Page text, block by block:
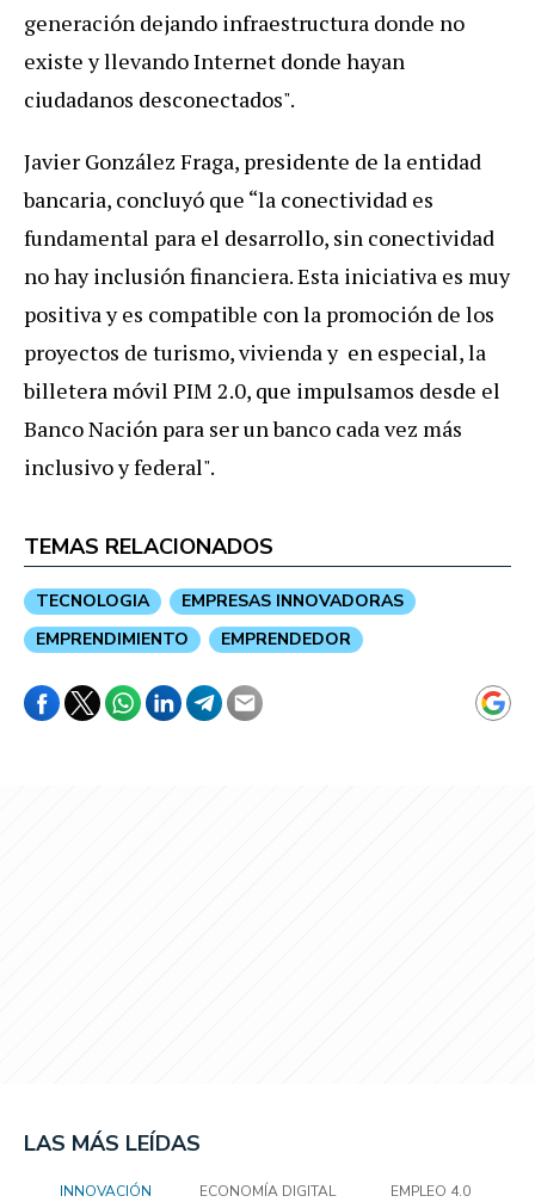
generación dejando infraestructura donde no
existe y llevando Internet donde hayan
ciudadanos desconectados".
Javier González Fraga, presidente de la entidad
bancaria, concluyó que “la conectividad es
fundamental para el desarrollo, sin conectividad
no hay inclusión financiera. Esta iniciativa es muy
positiva y es compatible con la promoción de los
proyectos de turismo, vivienda y en especial, la
billetera móvil PIM 2.0, que impulsamos desde el
Banco Nación para ser un banco cada vez más
inclusivo y federal".
TEMAS RELACIONADOS
TECNOLOGIA
EMPRESAS INNOVADORAS
EMPRENDIMIENTO
EMPRENDEDOR
LAS MÁS LEÍDAS
INNOVACIÓN ECONOMÍA DIGITAL EMPLEO 4.0